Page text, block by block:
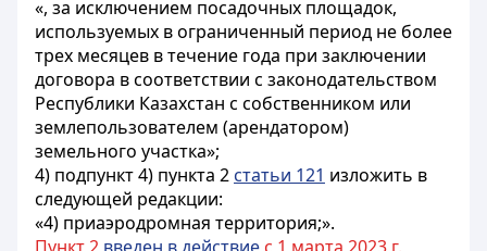
«, за исключением посадочных площадок,
используемых в ограниченный период не более
трех месяцев в течение года при заключении
договора в соответствии с законодательством
Республики Казахстан с собственником или
землепользователем (арендатором)
земельного участка»;
4) подпункт 4) пункта 2 статьи 121 изложить в
следующей редакции:
«4) приаэродромная территория;».